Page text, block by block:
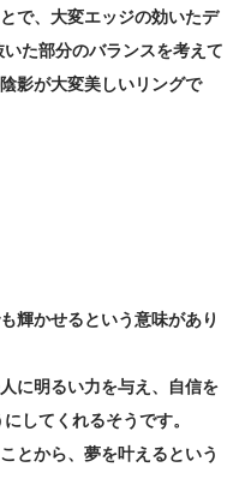
で、大変エッジの効いたデ
た部分のバランスを考えて
影が大変美しいリングで
輝かせるという意味があり
に明るい力を与え、自信を
してくれるそうです。
とから、夢を叶えるという